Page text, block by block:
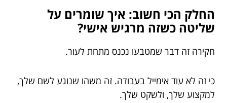
החלק הכי חשוב: איך שומרים על
שליטה כשזה מרגיש אישי?
חקירה זה דבר שמטבעו נכנס מתחת לעור.
כי זה לא עוד אימייל בעבודה. זה משהו שנוגע לשם שלך,
למקצוע שלך, ולשקט שלך.